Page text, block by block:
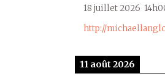
18 juillet 2026
http://
11 août 2026